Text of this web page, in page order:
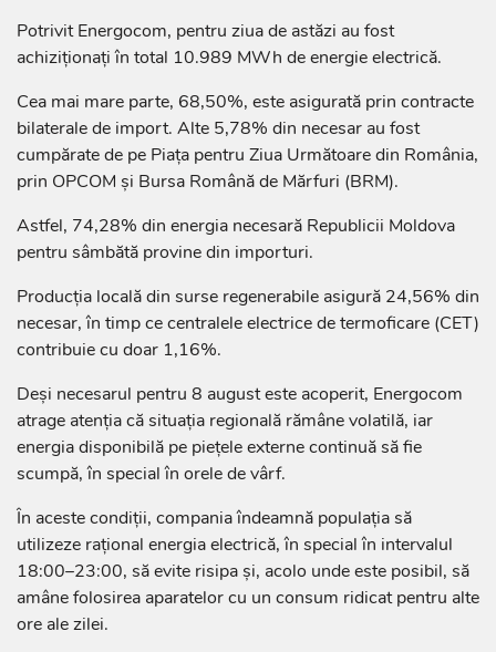
Potrivit Energocom, pentru ziua de astăzi au fost
achiziționați în total 10.989 MWh de energie electrică.
Cea mai mare parte, 68,50%, este asigurată prin contracte
bilaterale de import. Alte 5,78% din necesar au fost
cumpărate de pe Piața pentru Ziua Următoare din România,
prin OPCOM și Bursa Română de Mărfuri (BRM).
Astfel, 74,28% din energia necesară Republicii Moldova
pentru sâmbătă provine din importuri.
Producția locală din surse regenerabile asigură 24,56% din
necesar, în timp ce centralele electrice de termoficare (CET)
contribuie cu doar 1,16%.
Deși necesarul pentru 8 august este acoperit, Energocom
atrage atenția că situația regională rămâne volatilă, iar
energia disponibilă pe piețele externe continuă să fie
scumpă, în special în orele de vârf.
În aceste condiții, compania îndeamnă populația să
utilizeze rațional energia electrică, în special în intervalul
18:00–23:00, să evite risipa și, acolo unde este posibil, să
amâne folosirea aparatelor cu un consum ridicat pentru alte
ore ale zilei.